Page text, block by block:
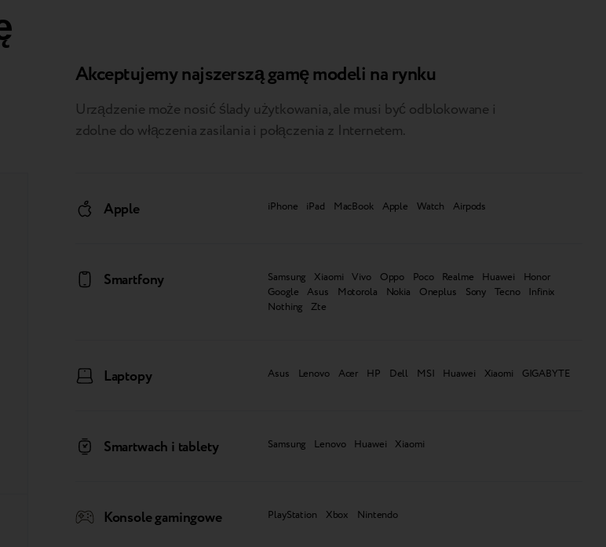
Akceptujemy najszerszą gamę modeli na rynku
Urządzenie może nosić ślady użytkowania, ale musi być odblokowane i
zdolne do włączenia zasilania i połączenia z Internetem.
Apple iPhone iPad MacBook Apple Watch Airpods
Smartfony
Samsung Xiaomi Vivo Oppo Poco Realme Huawei Honor
Google Asus Motorola Nokia Oneplus Sony Tecno Infinix
Nothing Zte
Laptopy Asus Lenovo Acer HP Dell MSI Huawei Xiaomi GIGABYTE
Smartwach i tablety Samsung Lenovo Huawei Xiaomi
Konsole gamingowe PlayStation Xbox Nintendo